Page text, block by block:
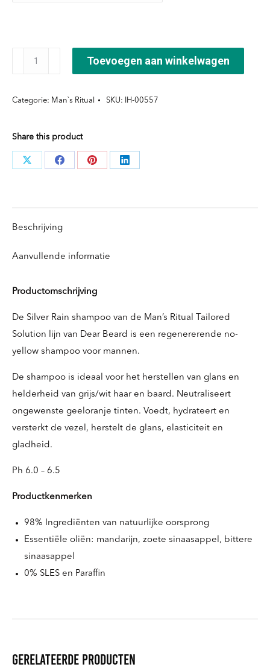
aantal
Toevoegen aan winkelwagen
Categorie: Man`s Ritual SKU: IH-00557
Share this product
Deel
Deel
Deel
Deel
Beschrijving
Aanvullende informatie
Productomschrijving
De Silver Rain shampoo van de Man’s Ritual Tailored
Solution lijn van Dear Beard is een regenererende no-
yellow shampoo voor mannen.
De shampoo is ideaal voor het herstellen van glans en
helderheid van grijs/wit haar en baard. Neutraliseert
ongewenste geeloranje tinten. Voedt, hydrateert en
versterkt de vezel, herstelt de glans, elasticiteit en
gladheid.
Ph 6.0 – 6.5
Productkenmerken
98% Ingrediënten van natuurlijke oorsprong
Essentiële oliën: mandarijn, zoete sinaasappel, bittere
sinaasappel
0% SLES en Paraffin
Gerelateerde producten